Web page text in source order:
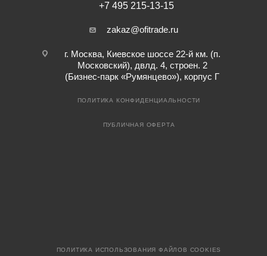
+7 495 215-13-15
zakaz@ofitrade.ru
г. Москва, Киевское шоссе 22-й км. (п.
Московский), двлд. 4, строен. 2
(Бизнес-парк «Румянцево»), корпус Г
ПОЛИТИКА КОНФИДЕНЦИАЛЬНОСТИ
ПУБЛИЧНАЯ ОФЕРТА
ПОЛИТИКА ИСПОЛЬЗОВАНИЯ ФАЙЛОВ COOKIES